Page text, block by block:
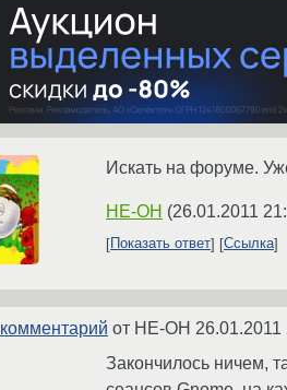
Искать на форуме.
HE-OH (26.01.2011
Показать ответ Ссылка
комментарий от HE-OH 26.01.2011
Закончилось ничем,